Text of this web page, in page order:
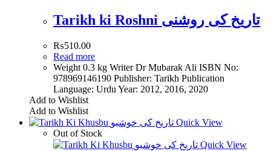
Tarikh ki Roshni تاریخ کی روشنی
₨510.00
Read more
Weight 0.3 kg Writer Dr Mubarak Ali ISBN No:
978969146190 Publisher: Tarikh Publication
Language: Urdu Year: 2012, 2016, 2020
Add to Wishlist
Add to Wishlist
Quick View
Out of Stock
Quick View